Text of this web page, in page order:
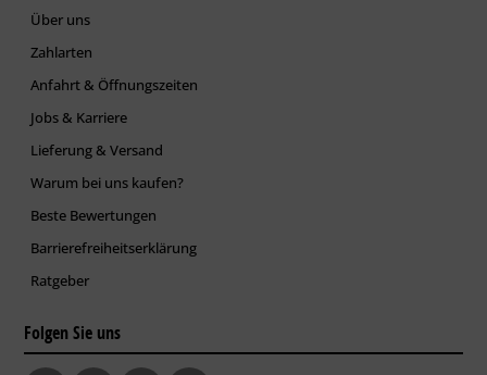
Über uns
Zahlarten
Anfahrt & Öffnungszeiten
Jobs & Karriere
Lieferung & Versand
Warum bei uns kaufen?
Beste Bewertungen
Barrierefreiheitserklärung
Ratgeber
Folgen Sie uns